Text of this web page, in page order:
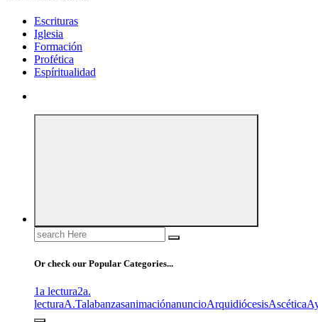
Escrituras
Iglesia
Formación
Profética
Espíritualidad
Search
for:
Or check our Popular Categories...
1a lectura2a.
lecturaA.TalabanzasanimaciónanuncioArquidiócesisAscética